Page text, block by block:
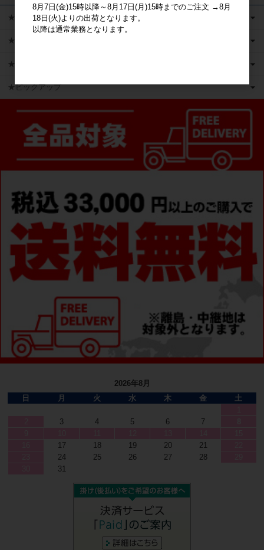
★キャラクターグッズ
★新商品
★かえるのピクルス ライセンス商品
★ピックアップ
2026年8月
日
月 火 水 木 金
土
3 4 5 6 7
17 18 19 20 21
24 25 26 27 28
31
8月7日(金)15時以降～8月17日(月)15時までのご注文 →8月
18日(火)よりの出荷となります。
以降は通常業務となります。